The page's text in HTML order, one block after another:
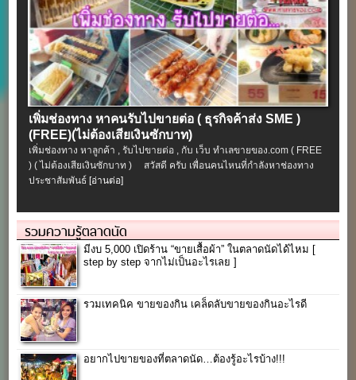
เพิ่มช่องทาง หาคนรับไปขายต่อ ( ธุรกิจค้าส่ง SME )
(FREE)(ไม่ต้องเสียเงินซักบาท)
เพิ่มช่องทาง หาลูกค้า , รับไปขายต่อ , กับ เว็บ ทำเลขายของ.com ( FREE
) ( ไม่ต้องเสียเงินซักบาท ) สวัสดี ครับ เพื่อนคนไหนที่กำลังหาช่องทาง
ประชาสัมพันธ์ [อ่านต่อ]
รวมความรู้ตลาดนัด
มีงบ 5,000 เปิดร้าน “ขายเสื้อผ้า” ในตลาดนัดได้ไหม [
step by step จากไม่เป็นอะไรเลย ]
รวมเทคนิค ขายของกิน เคล็ดลับขายของกินอะไรดี
อยากไปขายของที่ตลาดนัด…ต้องรู้อะไรบ้าง!!!